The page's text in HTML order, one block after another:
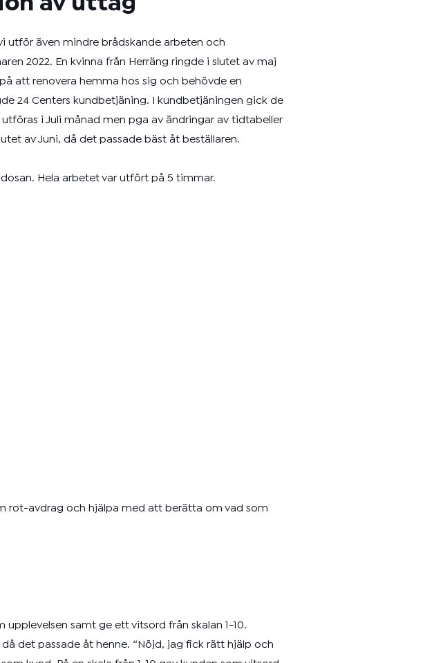
av uttag
utför även mindre brådskande arbeten och
2022. En kvinna från Herräng ringde i slutet av maj
att renovera hemma hos sig och behövde en
24 Centers kundbetjäning. I kundbetjäningen gick de
i Juli månad men pga av ändringar av tidtabeller
av Juni, då det passade bäst åt beställaren.
Hela arbetet var utfört på 5 timmar.
rot-avdrag och hjälpa med att berätta om vad som
samt ge ett vitsord från skalan 1-10.
det passade åt henne. “Nöjd, jag fick rätt hjälp och